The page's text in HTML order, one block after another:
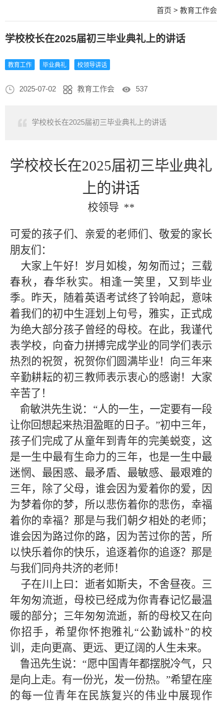
首页 > 教育工作会
学校校长在2025届初三毕业典礼上的讲话
教育工作 毕业典礼 校领导讲话
2025-07-02 教育工作会 537
学校校长在2025届初三毕业典礼上的讲话
学校校长在2025届初三毕业典礼
上的讲话
校领导 **
可爱的孩子们、亲爱的老师们、敬爱的家长
朋友们：
大家上午好！岁月如梭，匆匆而过；三载
春秋，春华秋实。相逢一笑里，又到毕业
季。昨天，随着英语考试终了铃响起，意味
着我们的初中生涯划上句号，雅实，正式成
为绝大部分孩子曾经的母校。在此，我谨代
表学校，向奋力拼搏完成学业的同学们表示
热烈的祝贺，祝贺你们圆满毕业！向三年来
辛勤耕耘的初三教师表示衷心的感谢！大家
辛苦了！
俞敏洪先生说：“人的一生，一定要有一段
让你回想起来热泪盈眶的日子。”初中三年，
孩子们完成了从童年到青年的完美蜕变，这
是一生中最有生命力的三年，也是一生中最
迷惘、最困惑、最矛盾、最敏感、最艰难的
三年，除了父母，谁会因为爱着你的爱，因
为梦着你的梦，所以悲伤着你的悲伤，幸福
着你的幸福？那是与我们朝夕相处的老师；
谁会因为路过你的路，因为苦过你的苦，所
以快乐着你的快乐，追逐着你的追逐？那是
与我们同舟共济的老师！
子在川上曰：逝者如斯夫，不舍昼夜。三
年匆匆流逝，母校已经成为你青春记忆最温
暖的部分；三年匆匆流逝，新的母校又在向
你招手，希望你怀抱雅礼“公勤诚朴”的校
训，走向更高、更远、更辽阔的人生未来。
鲁迅先生说：“愿中国青年都摆脱冷气，只
是向上走。有一份光，发一份热。”希望在座
的每一位青年在民族复兴的伟业中展现作